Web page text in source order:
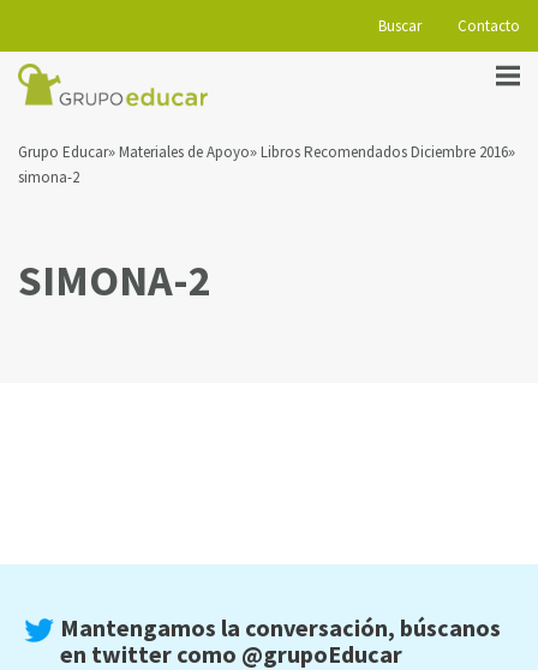
Buscar Contacto
Grupo Educar Materiales de Apoyo Libros Recomendados Diciembre 2016
simona-2
SIMONA-2
Mantengamos la conversación, búscanos
en twitter como @grupoEducar